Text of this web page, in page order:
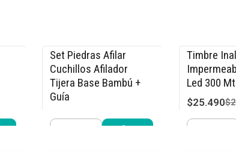
-15% OFF
Set Piedras Afilar
Cuchillos Afilador
Tijera Base Bambú +
Guía
$22.940$26.990
-15% OFF
Timbre
Led 300
$25.490